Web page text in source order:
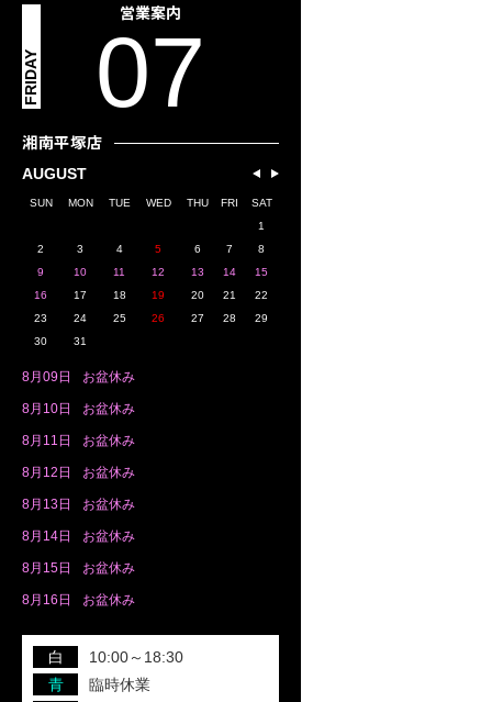
営業案内
07
FRIDAY
湘南平塚店
AUGUST
SUN MON TUE WED THU FRI
SAT
1
2
3 4 5 6 7
8
9
10 11 12 13 14
15
16
17 18 19 20 21
22
23
24 25 26 27 28
29
30
31
8月 09日 お盆休み
8月 10日 お盆休み
8月 11日 お盆休み
8月 12日 お盆休み
8月 13日 お盆休み
8月 14日 お盆休み
8月 15日 お盆休み
8月 16日 お盆休み
白
10:00～18:30
青
臨時休業